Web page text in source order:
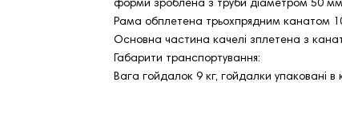
форми зроблена з труби діаметром 50
Рама обплетена трьохпрядним канатом
Основна частина качелі зплетена з
Габарити транспортування:
Вага гойдалок 9 кг, гойдалки упаковані